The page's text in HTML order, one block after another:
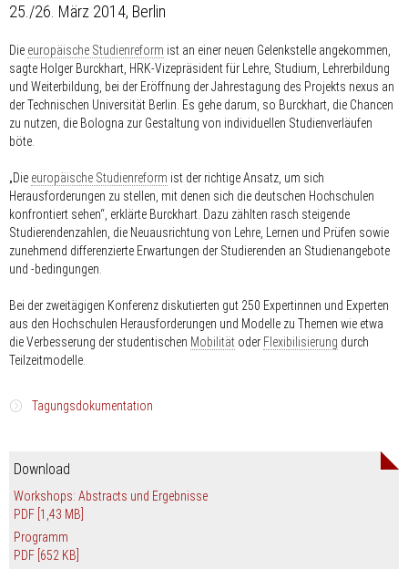
25./26. März 2014, Berlin
Die europäische Studienreform ist an einer neuen Gelenkstelle angekommen,
sagte Holger Burckhart, HRK-Vizepräsident für Lehre, Studium, Lehrerbildung
und Weiterbildung, bei der Eröffnung der Jahrestagung des Projekts nexus an
der Technischen Universität Berlin. Es gehe darum, so Burckhart, die Chancen
zu nutzen, die Bologna zur Gestaltung von individuellen Studienverläufen
böte.
„Die europäische Studienreform ist der richtige Ansatz, um sich
Herausforderungen zu stellen, mit denen sich die deutschen Hochschulen
konfrontiert sehen“, erklärte Burckhart. Dazu zählten rasch steigende
Studierendenzahlen, die Neuausrichtung von Lehre, Lernen und Prüfen sowie
zunehmend differenzierte Erwartungen der Studierenden an Studienangebote
und -bedingungen.
Bei der zweitägigen Konferenz diskutierten gut 250 Expertinnen und Experten
aus den Hochschulen Herausforderungen und Modelle zu Themen wie etwa
die Verbesserung der studentischen Mobilität oder Flexibilisierung durch
Teilzeitmodelle.
Tagungsdokumentation
umfasst :
Zusammenfassung der Podiumsdiskussionen und
Workshopergebnisse
den parallelen Foren.
Download
Workshops: Abstracts und Ergebnisse
PDF [1,43 MB]
Programm
PDF [652 KB]